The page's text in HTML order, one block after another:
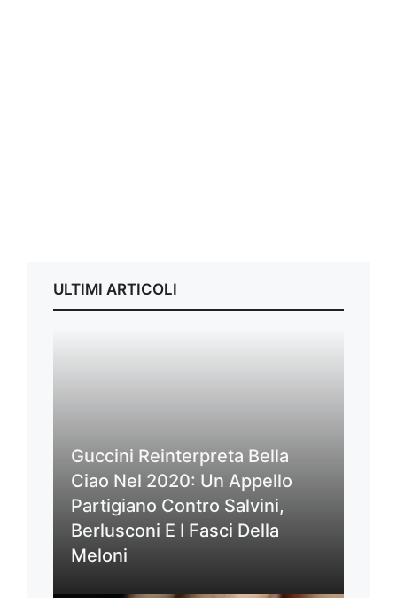
ULTIMI ARTICOLI
Guccini Reinterpreta Bella
Ciao Nel 2020: Un Appello
Partigiano Contro Salvini,
Berlusconi E I Fasci Della
Meloni